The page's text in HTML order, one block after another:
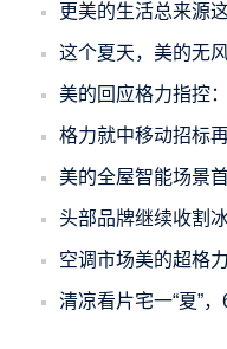
更美的生活总来源
这个夏天，美的无
美的回应格力指控
格力就中移动招标
美的全屋智能场景
头部品牌继续收割
空调市场美的超格
清凉看片宅一“夏”